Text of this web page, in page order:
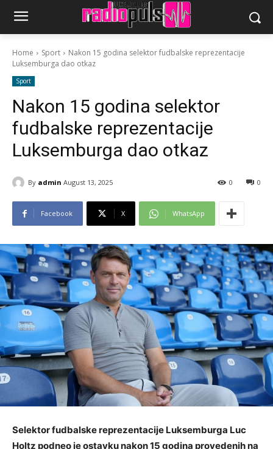
Home Sport
Nakon 15 godina selektor fudbalske reprezentacije
Luksemburga dao otkaz
Sport
Nakon 15 godina selektor
fudbalske reprezentacije
Luksemburga dao otkaz
By admin August 13, 2025 0
0
Facebook X WhatsApp
Selektor fudbalske reprezentacije Luksemburga Luc
Holtz podneo je ostavku nakon 15 godina provedenih na